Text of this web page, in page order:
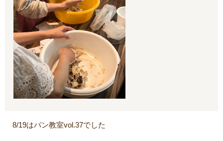
8/19はパン教室vol.37でした